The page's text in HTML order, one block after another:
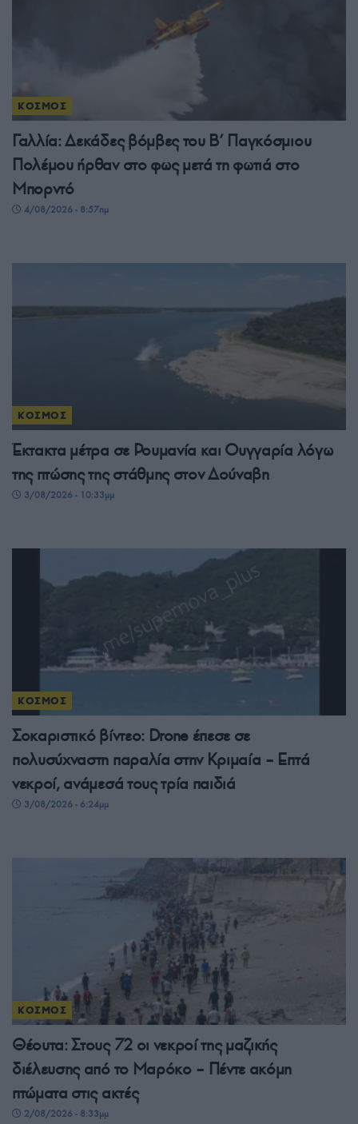
ΚΟΣΜΟΣ
Γαλλία: Δεκάδες βόμβες του Β’ Παγκόσμιου
Πολέμου ήρθαν στο φως μετά τη φωτιά στο
Μπορντό
4/08/2026 - 8:57πμ
ΚΟΣΜΟΣ
Έκτακτα μέτρα σε Ρουμανία και Ουγγαρία λόγω
της πτώσης της στάθμης στον Δούναβη
3/08/2026 - 10:33μμ
ΚΟΣΜΟΣ
Σοκαριστικό βίντεο: Drone έπεσε σε
πολυσύχναστη παραλία στην Κριμαία – Επτά
νεκροί, ανάμεσά τους τρία παιδιά
3/08/2026 - 6:24μμ
ΚΟΣΜΟΣ
Θέουτα: Στους 72 οι νεκροί της μαζικής
διέλευσης από το Μαρόκο – Πέντε ακόμη
πτώματα στις ακτές
2/08/2026 - 8:33μμ